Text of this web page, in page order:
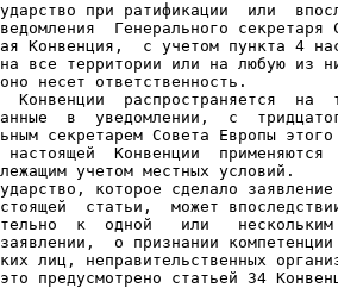
при ратификации  или
Генерального
Конвенция,  с учетом пункта 4
на все территории или на любую
несет ответственность.
Конвенции  распространяется  на
в  уведомлении,  с
секретарем Совета Европы
настоящей  Конвенции  применяются
учетом местных условий.
которое сделало
статьи,  может
к  одной   или
о признании
лиц, неправительственных
предусмотрено статьей 34